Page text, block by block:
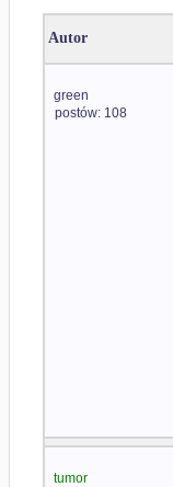
Autor
green
postów: 108
tumor